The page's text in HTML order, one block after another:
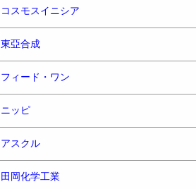
コスモスイニシア
東亞合成
フィード・ワン
ニッピ
アスクル
田岡化学工業